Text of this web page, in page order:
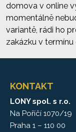
domova v online
momentálně
variantě, rádi ho
zakázku v termínu
KONTAKT
LONY spol. s r.o.
Na Poříčí 1070/19
Praha 1 – 110 00